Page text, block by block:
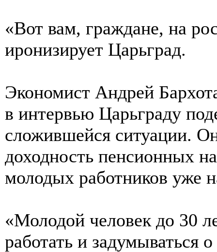
«Вот вам, граждане, на
иронизирует Царьград.
Экономист Андрей
в интервью Царьграду
сложившейся ситуации.
доходность пенсионных
молодых работников уже
«Молодой человек до 30
работать и задумываться